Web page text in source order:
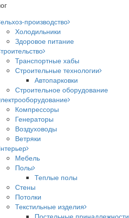
производство
Холодильники
Здоровое питание
Транспортные хабы
Строительные технологии
Автопарковки
Строительное оборудование
Компрессоры
Генераторы
Воздуховоды
Ветряки
Мебель
Полы
Теплые полы
Стены
Потолки
Текстильные изделия
Постельные принадлежности